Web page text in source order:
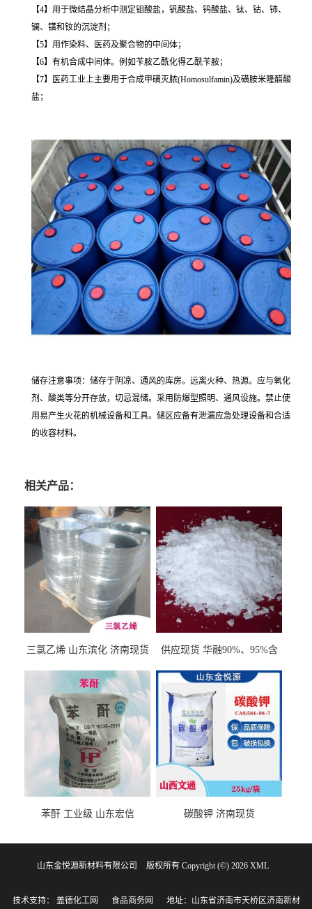
【4】用于微结晶分析中测定钼酸盐，钒酸盐、钨酸盐、钛、钴、铈、
镧、镨和钕的沉淀剂；
【5】用作染料、医药及聚合物的中间体；
【6】有机合成中间体。例如苄胺乙酰化得乙酰苄胺；
【7】医药工业上主要用于合成甲磺灭脓(Homosulfamin)及磺胺米隆醋酸
盐；
储存注意事项：储存于阴凉、通风的库房。远离火种、热源。应与氧化
剂、酸类等分开存放，切忌混储。采用防爆型照明、通风设施。禁止使
用易产生火花的机械设备和工具。储区应备有泄漏应急处理设备和合适
的收容材料。
相关产品：
三氯乙烯 山东滨化 济南现货
供应现货 华融90%、95%含
苯酐 工业级 山东宏信 碳酸钾 济南现货
山东金悦源新材料有限公司 版权所有 Copyright (©) 2026 XML
技术支持： 盖德化工网 食品商务网 地址：山东省济南市天桥区济南新材